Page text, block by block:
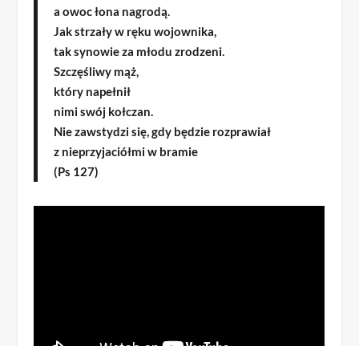
a owoc łona nagrodą.
Jak strzały w ręku wojownika,
tak synowie za młodu zrodzeni.
Szczęśliwy mąż,
który napełnił
nimi swój kołczan.
Nie zawstydzi się, gdy będzie rozprawiał
z nieprzyjaciółmi w bramie
(Ps 127)